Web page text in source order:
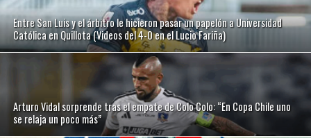
Entre San Luis y el árbitro le hicieron pasar un papelón a Universidad
Católica en Quillota (Videos del 4-0 en el Lucio Fariña)
Arturo Vidal sorprende tras el empate de Colo Colo: “En Copa Chile uno
se relaja un poco más”